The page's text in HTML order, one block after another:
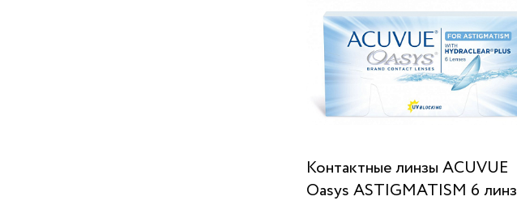
Контактные линзы ACUVUE
Oasys ASTIGMATISM 6 линз